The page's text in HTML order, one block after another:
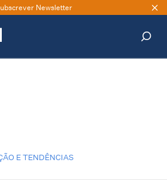
Newsletter
E TENDÊNCIAS